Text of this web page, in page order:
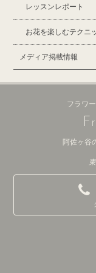
レッスンレポート
お花を楽しむテクニ
メディア掲載情報
フラワ
F
阿佐ヶ谷